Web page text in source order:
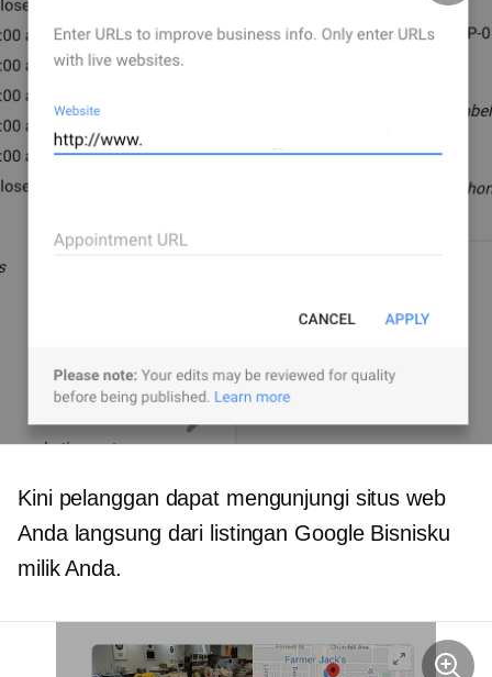
Kini pelanggan dapat mengunjungi situs web
Anda langsung dari listingan Google Bisnisku
milik Anda.